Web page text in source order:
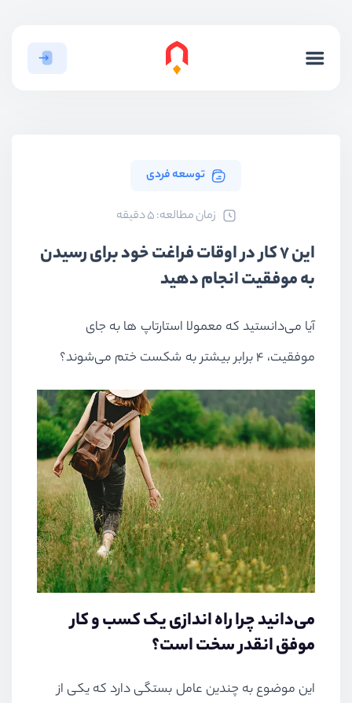
توسعه فردی
ﺯﻣﺎﻥ ﻣﻄﺎﻟﻌﻪ: 5 دقیقه
این ۷ کار در اوقات فراغت خود برای رسیدن
به موفقیت انجام دهید
آیا می‌دانستید که معمولا استارتاپ ها به جای
موفقیت، ۴ برابر بیشتر به شکست ختم می‌شوند؟
می‌دانید چرا راه اندازی یک کسب و کار
موفق انقدر سخت است؟
این موضوع به چندین عامل بستگی دارد که یکی از